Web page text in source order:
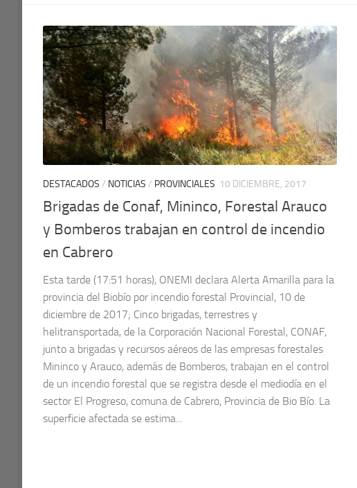
DESTACADOS / NOTICIAS / PROVINCIALES 10 DICIEMBRE, 2017
Brigadas de Conaf, Mininco, Forestal Arauco
y Bomberos trabajan en control de incendio
en Cabrero
Esta tarde (17:51 horas), ONEMI declara Alerta Amarilla para la
provincia del Biobío por incendio forestal Provincial, 10 de
diciembre de 2017; Cinco brigadas, terrestres y
helitransportada, de la Corporación Nacional Forestal, CONAF,
junto a brigadas y recursos aéreos de las empresas forestales
Mininco y Arauco, además de Bomberos, trabajan en el control
de un incendio forestal que se registra desde el mediodía en el
sector El Progreso, comuna de Cabrero, Provincia de Bio Bío. La
superficie afectada se estima...